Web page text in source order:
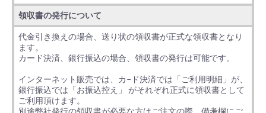
領収書の発行について
代金引き換えの場合、送り状の領収書が正式な領収書となり
ます。
カード決済、銀行振込の場合、領収書の発行は可能です。
インターネット販売では、カ−ド決済では「ご利用明細」が、
銀行振込では「お振込控え」 がそれぞれ正式に領収書として
ご利用頂けます。